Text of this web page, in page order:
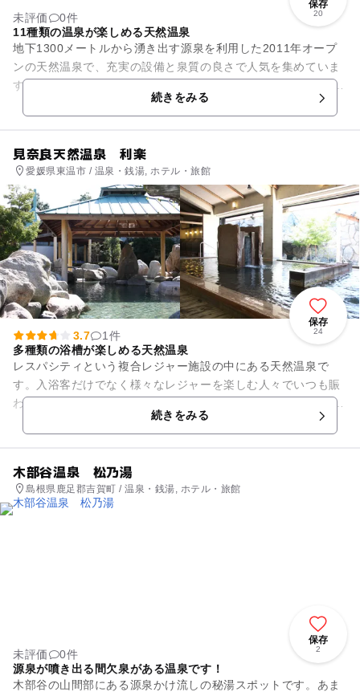
保存
20
未評価
0件
11種類の温泉が楽しめる天然温泉
地下1300メートルから湧き出す源泉を利用した2011年オープ
ンの天然温泉で、充実の設備と泉質の良さで人気を集めていま
す。 瓶風呂、寝湯、電気風呂付大浴槽、炭酸浴、ジェットバ
続きをみる
見奈良天然温泉 利楽
愛媛県東温市 / 温泉・銭湯, ホテル・旅館
保存
24
3.7
1件
多種類の浴槽が楽しめる天然温泉
レスパシティという複合レジャー施設の中にある天然温泉で
す。入浴客だけでなく様々なレジャーを楽しむ人々でいつも賑
わっています。 大浴場には、内風呂・圧注風呂・西日本最大級
の野天大浴槽（岩・滝風呂...続きをみる
木部谷温泉 松乃湯
島根県鹿足郡吉賀町 / 温泉・銭湯, ホテル・旅館
保存
2
未評価
0件
源泉が噴き出る間欠泉がある温泉です！
木部谷の山間部にある源泉かけ流しの秘湯スポットです。あま